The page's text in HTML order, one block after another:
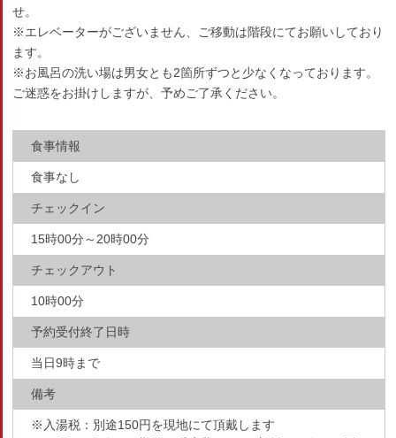
せ。
※エレベーターがございません、ご移動は階段にてお願いしており
ます。
※お風呂の洗い場は男女とも2箇所ずつと少なくなっております。
ご迷惑をお掛けしますが、予めご了承ください。
食事情報
食事なし
チェックイン
15時00分～20時00分
チェックアウト
10時00分
予約受付終了日時
当日9時まで
備考
※入湯税：別途150円を現地にて頂戴します